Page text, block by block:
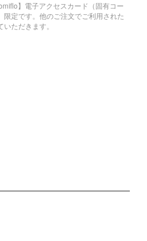
】電子アクセスカード（固有コー
限定です。他のご注文でご利用された
ただきます。